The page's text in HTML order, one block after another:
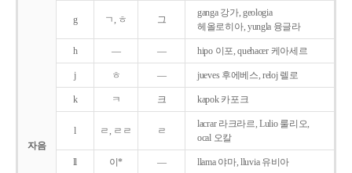
자음
g ㄱ, ㅎ 그
ganga 강가, geologia
헤올로히아, yungla 융글라
h ― ― hipo 이포, quehacer 케아세르
j ㅎ ― jueves 후에베스, reloj 렐로
k ㅋ 크 kapok 카포크
l ㄹ, ㄹㄹ ㄹ
lacrar 라크라르, Lulio 룰리오,
ocal 오칼
ll 이* ― llama 야마, lluvia 유비아